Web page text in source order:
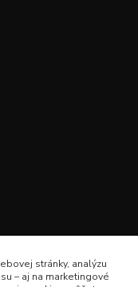
stránky, analýzu
– aj na marketingové